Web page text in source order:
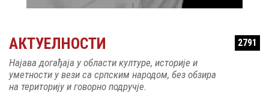
АКТУЕЛНОСТИ 2791
Најава догађаја у области културе, историје и
уметности у вези са српским народом, без обзира
на територију и говорно подручје.